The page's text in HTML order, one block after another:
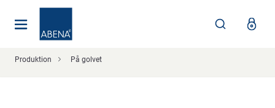
Produktion På golvet